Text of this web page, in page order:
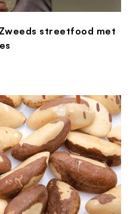
streetfood met